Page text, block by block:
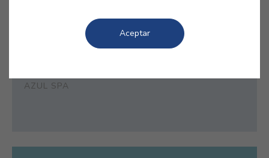
una atmósfera de evasión y frescura.
AZUL SPA
Aceptar